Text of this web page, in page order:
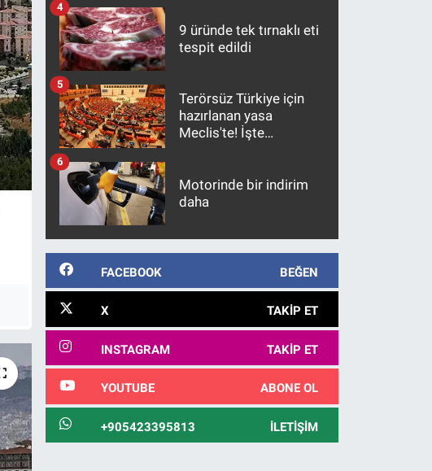
9 üründe tek tırnaklı eti
tespit edildi
4
Terörsüz Türkiye için
hazırlanan yasa
Meclis'te! İşte
5
Motorinde bir indirim
daha
6
FACEBOOK BEĞEN
X TAKIP ET
INSTAGRAM TAKIP ET
YOUTUBE ABONE OL
+905423395813 İLETIŞIM